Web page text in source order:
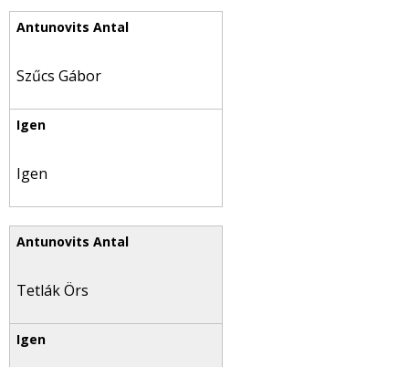
Szűcs Gábor
Igen
Tetlák Örs